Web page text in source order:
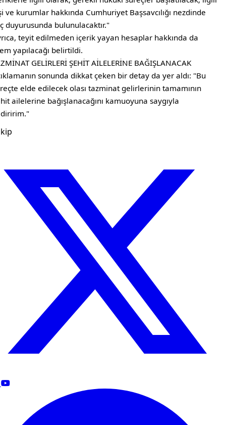
ve kurumlar hakkında Cumhuriyet Başsavcılığı nezdinde
duyurusunda bulunulacaktır."
teyit edilmeden içerik yayan hesaplar hakkında da
yapılacağı belirtildi.
GELİRLERİ ŞEHİT AİLELERİNE BAĞIŞLANACAK
sonunda dikkat çeken bir detay da yer aldı: "Bu
elde edilecek olası tazminat gelirlerinin tamamının
ailelerine bağışlanacağını kamuoyuna saygıyla